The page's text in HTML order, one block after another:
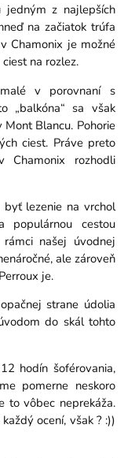
z najlepších
na začiatok trúfa
Chamonix je možné
na rozlez.
v porovnaní s
„balkóna“ sa však
Blancu. Pohorie
ciest. Práve preto
rozhodli
byť lezenie na vrchol
cestou
našej úvodnej
ale zároveň
je.
strane údolia
do skál tohto
hodín šoférovania,
pomerne neskoro
to vôbec neprekáža.
ocení, však ? :))